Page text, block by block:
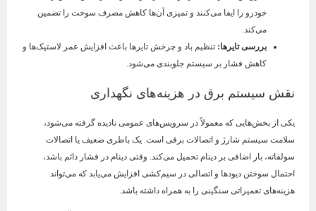
خودرو را ایفا می‌کنند و تمیزی آن‌ها کاهش مصرف سوخت را تضمین
می‌کند.
بررسی تایرها: تنظیم باد و چرخش تایرها باعث افزایش عمر لاستیک‌ها و
کاهش فشار بر سیستم جلوبندی می‌شود.
نقش سیستم برق در هزینه‌های نگهداری
یکی از بخش‌هایی که معمولاً در سرویس‌های عمومی نادیده گرفته می‌شود،
سلامت سیستم شارژ و اتصالات برقی است. یک باطری ضعیف یا اتصالات
سولفاته، بار اضافی بر دینام تحمیل می‌کند. وقتی دینام در فشار دائم باشد،
احتمال سوختن دیودها و اتصالی در سیم‌کشی افزایش می‌یابد که می‌تواند
هزینه‌های تعمیراتی سنگینی را به همراه داشته باشد.